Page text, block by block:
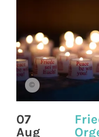
©
07
Aug